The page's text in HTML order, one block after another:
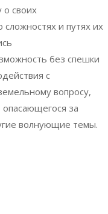
о своих
сложностях и путях их
без спешки
с
вопросу,
за
волнующие темы.